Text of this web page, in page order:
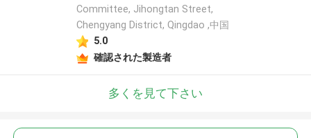
Committee, Jihongtan Street,
Chengyang District, Qingdao ,中国
5.0
確認された製造者
多くを見て下さい